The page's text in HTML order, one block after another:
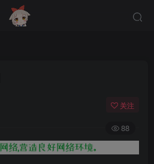
关注
88